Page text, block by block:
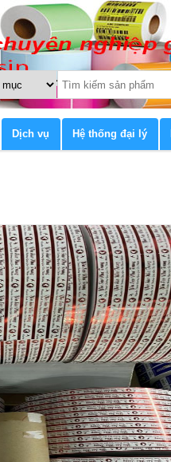
Dịch vụ Hệ thống đại lý